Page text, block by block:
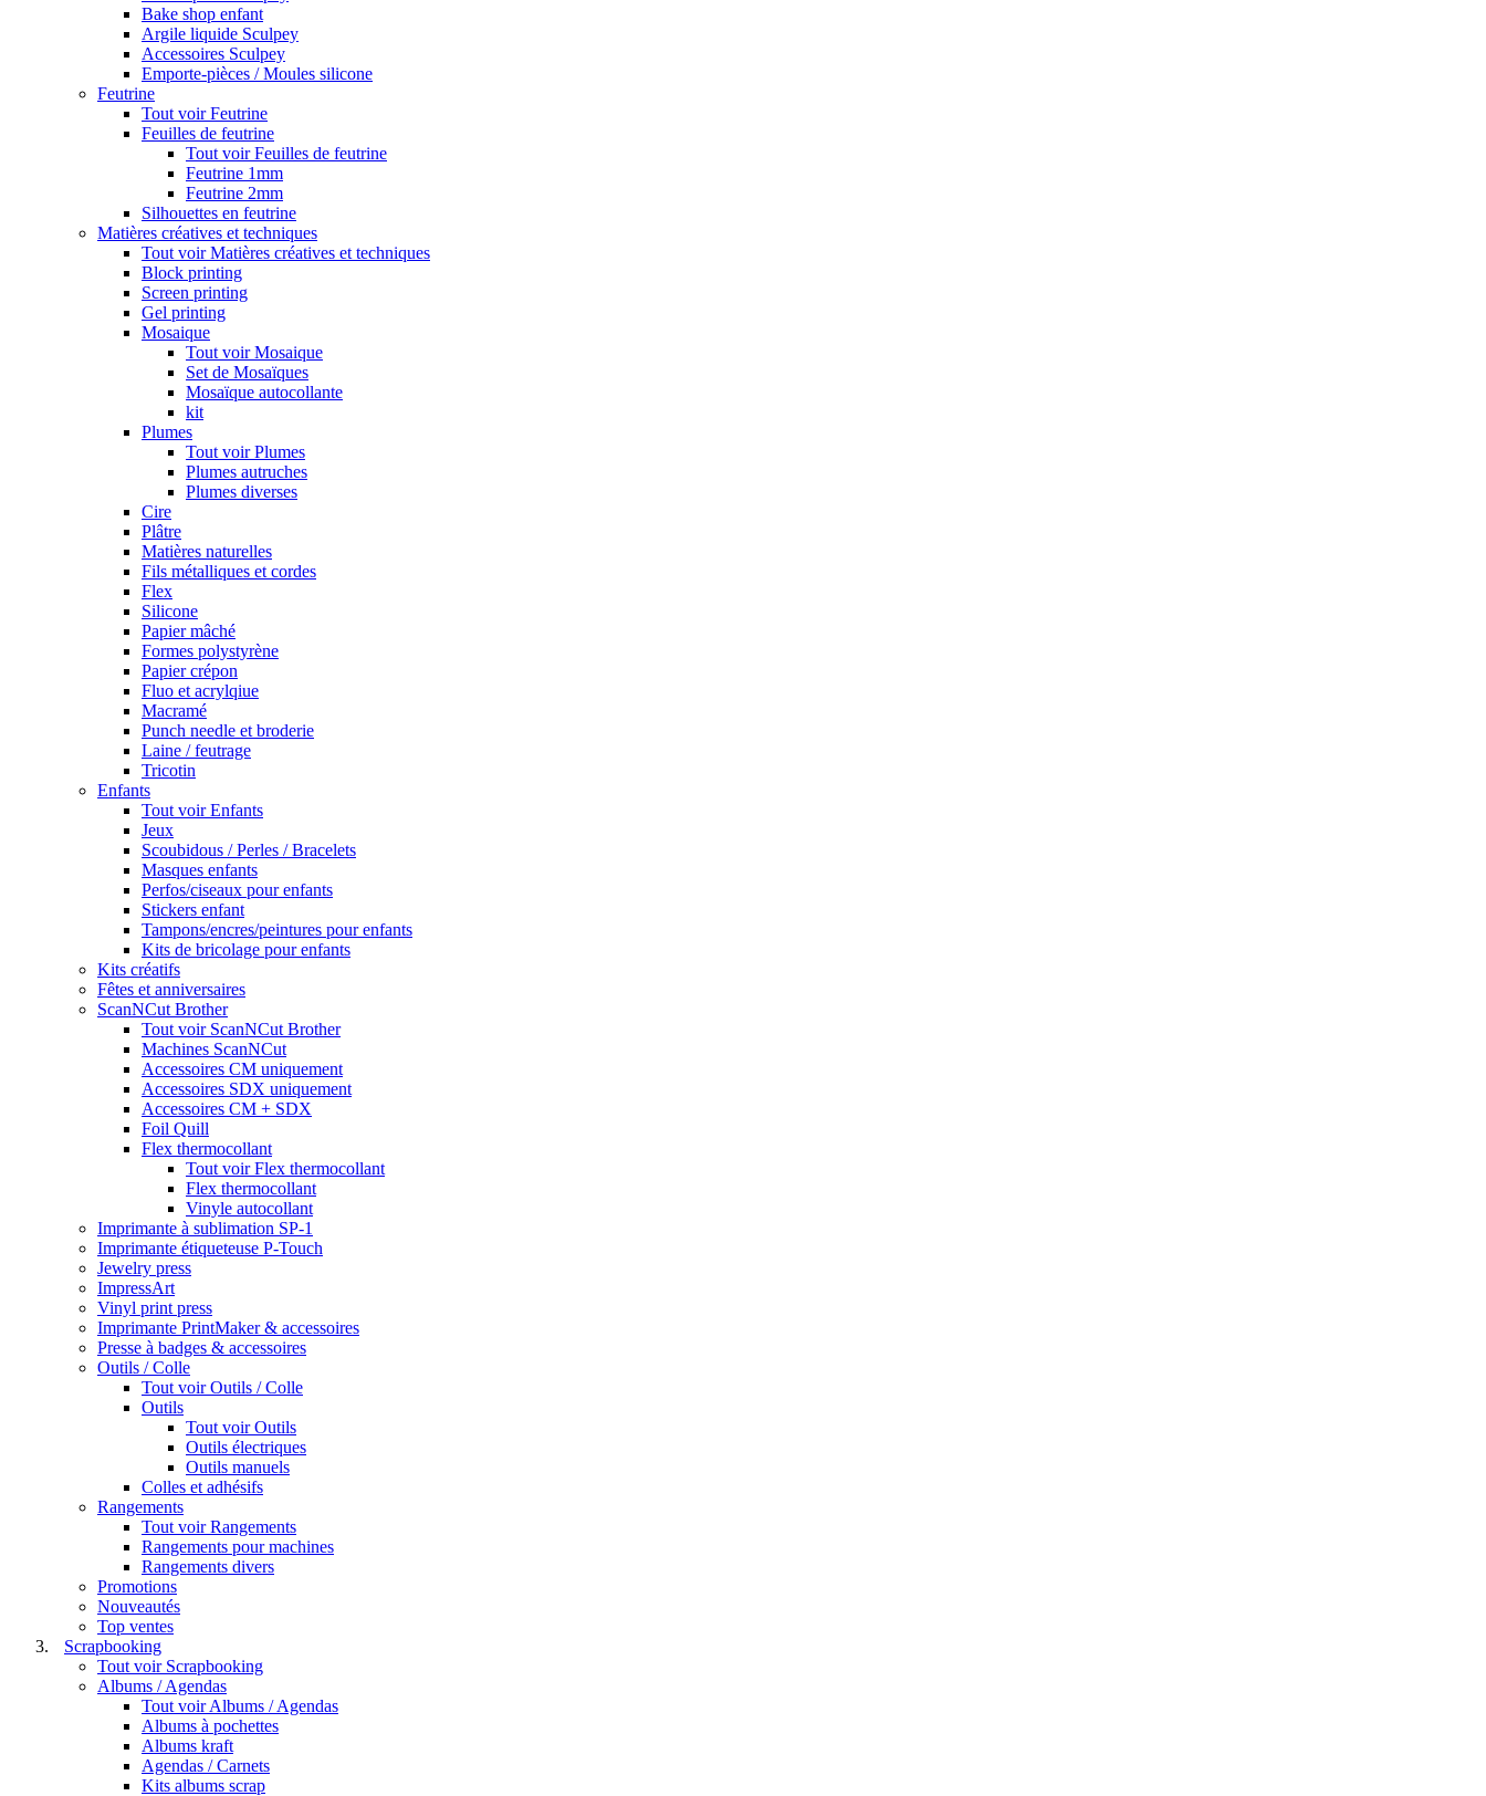
Bake shop enfant
Argile liquide Sculpey
Accessoires Sculpey
Emporte-pièces / Moules silicone
Feutrine
Tout voir Feutrine
Feuilles de feutrine
Tout voir Feuilles de feutrine
Feutrine 1mm
Feutrine 2mm
Silhouettes en feutrine
Matières créatives et techniques
Tout voir Matières créatives et techniques
Block printing
Screen printing
Gel printing
Mosaique
Tout voir Mosaique
Set de Mosaïques
Mosaïque autocollante
kit
Plumes
Tout voir Plumes
Plumes autruches
Plumes diverses
Cire
Plâtre
Matières naturelles
Fils métalliques et cordes
Flex
Silicone
Papier mâché
Formes polystyrène
Papier crépon
Fluo et acrylqiue
Macramé
Punch needle et broderie
Laine / feutrage
Tricotin
Enfants
Tout voir Enfants
Jeux
Scoubidous / Perles / Bracelets
Masques enfants
Perfos/ciseaux pour enfants
Stickers enfant
Tampons/encres/peintures pour enfants
Kits de bricolage pour enfants
Kits créatifs
Fêtes et anniversaires
ScanNCut Brother
Tout voir ScanNCut Brother
Machines ScanNCut
Accessoires CM uniquement
Accessoires SDX uniquement
Accessoires CM + SDX
Foil Quill
Flex thermocollant
Tout voir Flex thermocollant
Flex thermocollant
Vinyle autocollant
Imprimante à sublimation SP-1
Imprimante étiqueteuse P-Touch
Jewelry press
ImpressArt
Vinyl print press
Imprimante PrintMaker & accessoires
Presse à badges & accessoires
Outils / Colle
Tout voir Outils / Colle
Outils
Tout voir Outils
Outils électriques
Outils manuels
Colles et adhésifs
Rangements
Tout voir Rangements
Rangements pour machines
Rangements divers
Promotions
Nouveautés
Top ventes
Scrapbooking
Tout voir Scrapbooking
Albums / Agendas
Tout voir Albums / Agendas
Albums à pochettes
Albums kraft
Agendas / Carnets
Kits albums scrap